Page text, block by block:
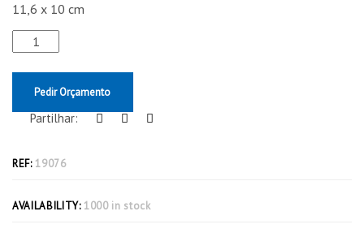
11,6 x 10 cm
Pedir Orçamento
Partilhar:
REF: 19076
AVAILABILITY: 1000 in stock